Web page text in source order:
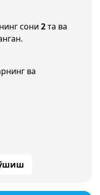
сони 2та ва
ва